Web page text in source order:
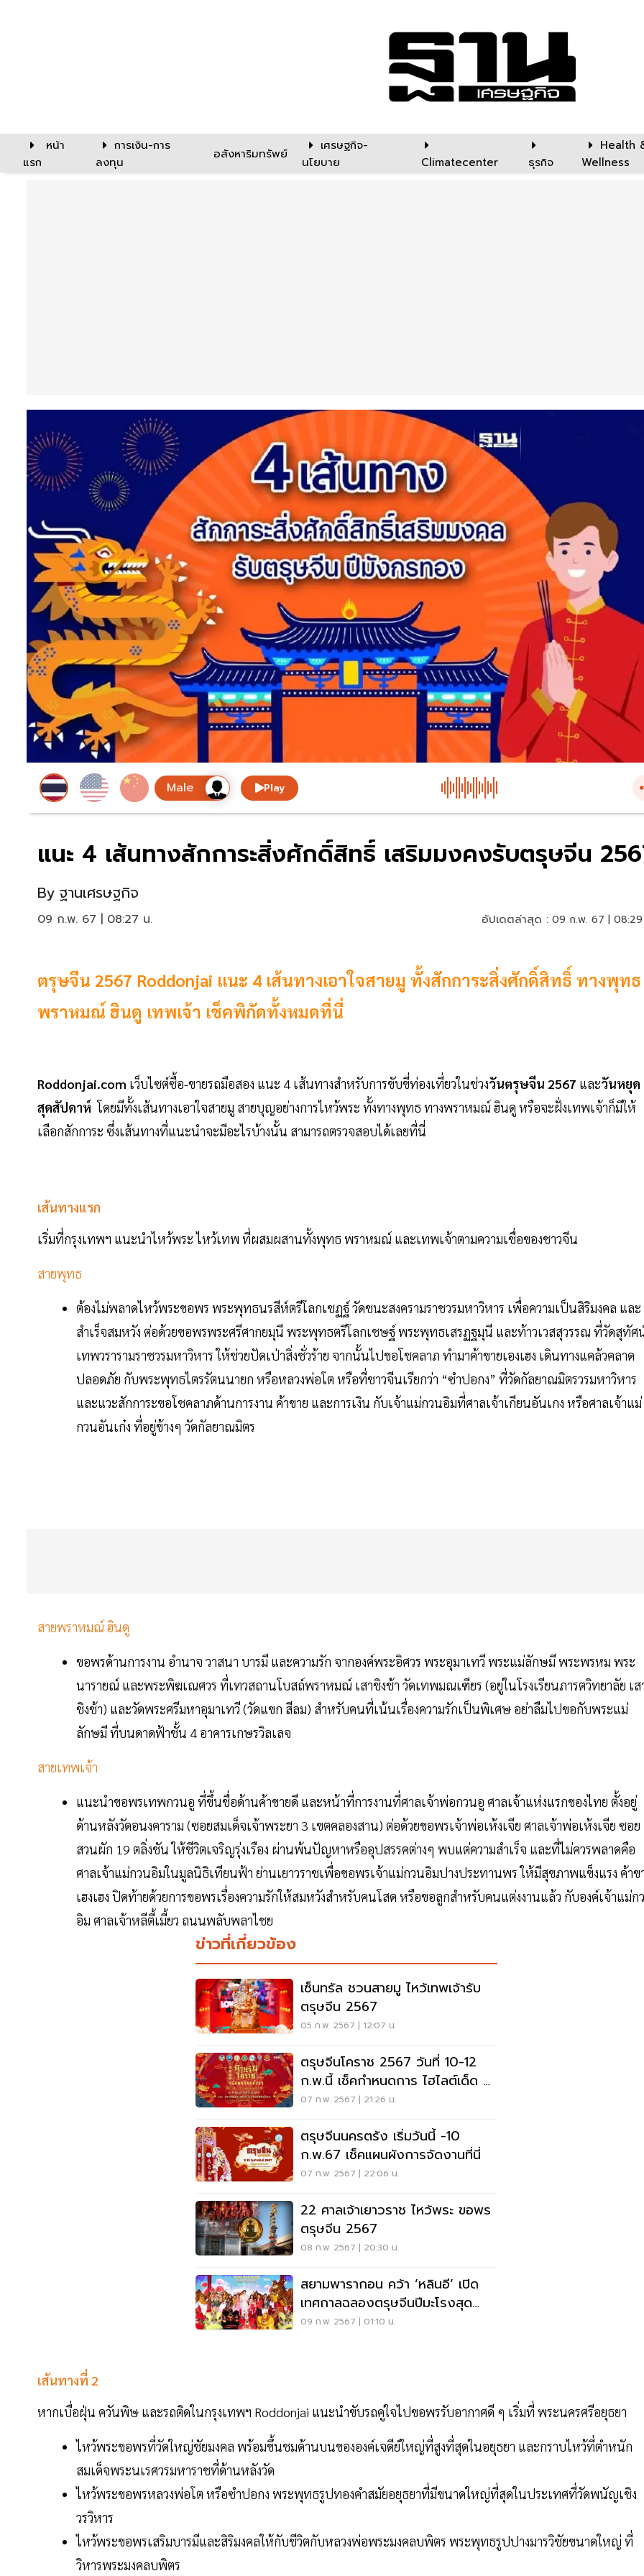
หน้า
แรก
การเงิน-การ
ลงทุน
อสังหาริมทรัพย์
เศรษฐกิจ-
นโยบาย
Climatecenter ธุรกิจ
Health
Wellness
Play
แนะ 4 เส้นทางสักการะสิ่งศักดิ์สิทธิ์ เสริมมงคงรับตรุษจีน
By ฐานเศรษฐกิจ
09 ก.พ. 67 | 08:27 น. อัปเดตล่าสุด : 09 ก.พ. 67 | 08:29
ตรุษจีน 2567 Roddonjai แนะ 4 เส้นทางเอาใจสายมู ทั้งสักการะสิ่งศักดิ์สิทธิ์ ทางพุทธ
พราหมณ์ ฮินดู เทพเจ้า เช็คพิกัดทั้งหมดที่นี่
Roddonjai.com เว็บไซต์ซื้อ-ขายรถมือสอง แนะ 4 เส้นทางสำหรับการขับขี่ท่องเที่ยวในช่วงวันตรุษจีน 2567 และวันหยุด
สุดสัปดาห์ โดยมีทั้งเส้นทางเอาใจสายมู สายบุญอย่างการไหว้พระ ทั้งทางพุทธ ทางพราหมณ์ ฮินดู หรือจะฝั่งเทพเจ้าก็มีให้
เลือกสักการะ ซึ่งเส้นทางที่แนะนำจะมีอะไรบ้างนั้น สามารถตรวจสอบได้เลยที่นี่
เส้นทางแรก
เริ่มที่กรุงเทพฯ แนะนำไหว้พระ ไหว้เทพ ที่ผสมผสานทั้งพุทธ พราหมณ์ และเทพเจ้าตามความเชื่อของชาวจีน
สายพุทธ
ต้องไม่พลาดไหว้พระขอพร พระพุทธนรสีห์ตรีโลกเชฏฐ์ วัดชนะสงครามราชวรมหาวิหาร เพื่อความเป็นสิริมงคล และ
สำเร็จสมหวัง ต่อด้วยขอพรพระศรีศากยมุนี พระพุทธตรีโลกเชษฐ์ พระพุทธเสรฏฐมุนี และท้าวเวสสุวรรณ ที่วัดสุทัศ
เทพวรารามราชวรมหาวิหาร ให้ช่วยปัดเป่าสิ่งชั่วร้าย จากนั้นไปขอโชคลาภ ทำมาค้าขายเองเฮง เดินทางแคล้วคลาด
ปลอดภัย กับพระพุทธไตรรัตนนายก หรือหลวงพ่อโต หรือที่ชาวจีนเรียกว่า “ซำปอกง” ที่วัดกัลยาณมิตรวรมหาวิหาร
และแวะสักการะขอโชคลาภด้านการงาน ค้าขาย และการเงิน กับเจ้าแม่กวนอิมที่ศาลเจ้าเกียนอันเกง หรือศาลเจ้าแม่
กวนอันเก๋ง ที่อยู่ข้างๆ วัดกัลยาณมิตร
สายพราหมณ์ ฮินดู
ขอพรด้านการงาน อำนาจ วาสนา บารมี และความรัก จากองค์พระอิศวร พระอุมาเทวี พระแม่ลักษมี พระพรหม พระ
นารายณ์ และพระพิฆเณศวร ที่เทวสถานโบสถ์พราหมณ์ เสาชิงช้า วัดเทพมณเฑียร (อยู่ในโรงเรียนภารตวิทยาลัย เส
ชิงช้า) และวัดพระศรีมหาอุมาเทวี (วัดแขก สีลม) สำหรับคนที่เน้นเรื่องความรักเป็นพิเศษ อย่าลืมไปขอกับพระแม่
ลักษมี ที่บนดาดฟ้าชั้น 4 อาคารเกษรวิลเลจ
สายเทพเจ้า
แนะนำขอพรเทพกวนอู ที่ขึ้นชื่อด้านค้าขายดี และหน้าที่การงานที่ศาลเจ้าพ่อกวนอู ศาลเจ้าแห่งแรกของไทย ตั้งอยู่
ด้านหลังวัดอนงคาราม (ซอยสมเด็จเจ้าพระยา 3 เขตคลองสาน) ต่อด้วยขอพรเจ้าพ่อเห้งเจีย ศาลเจ้าพ่อเห้งเจีย ซอย
สวนผัก 19 ตลิ่งชัน ให้ชีวิตเจริญรุ่งเรือง ผ่านพ้นปัญหาหรืออุปสรรคต่างๆ พบแต่ความสำเร็จ และที่ไม่ควรพลาดคือ
ศาลเจ้าแม่กวนอิมในมูลนิธิเทียนฟ้า ย่านเยาวราชเพื่อขอพรเจ้าแม่กวนอิมปางประทานพร ให้มีสุขภาพแข็งแรง ค้าข
เฮงเฮง ปิดท้ายด้วยการขอพรเรื่องความรักให้สมหวังสำหรับคนโสด หรือขอลูกสำหรับคนแต่งงานแล้ว กับองค์เจ้าแม่ก
อิม ศาลเจ้าหลีตี้เมี้ยว ถนนพลับพลาไชย
ข่าวที่เกี่ยวข้อง
เซ็นทรัล ชวนสายมู ไหว้เทพเจ้ารับ
ตรุษจีน 2567
05 ก.พ. 2567 | 12:07 น.
ตรุษจีนโคราช 2567 วันที่ 10-12
ก.พ.นี้ เช็คกำหนดการ ไฮไลต์เด็ด 3
วัน 3 คืนที่นี่
07 ก.พ. 2567 | 21:26 น.
ตรุษจีนนครตรัง เริ่มวันนี้ -10
ก.พ.67 เช็คแผนผังการจัดงานที่นี่
07 ก.พ. 2567 | 22:06 น.
22 ศาลเจ้าเยาวราช ไหว้พระ ขอพร
ตรุษจีน 2567
08 ก.พ. 2567 | 20:30 น.
สยามพารากอน คว้า ‘หลินอี’ เปิด
เทศกาลฉลองตรุษจีนปีมะโรงสุด
อลังการ
09 ก.พ. 2567 | 01:10 น.
เส้นทางที่ 2
หากเบื่อฝุ่น ควันพิษ และรถติดในกรุงเทพฯ Roddonjai แนะนำขับรถคู่ใจไปขอพรรับอากาศดี ๆ เริ่มที่ พระนครศรีอยุธยา
ไหว้พระขอพรที่วัดใหญ่ชัยมงคล พร้อมขึ้นชมด้านบนขององค์เจดีย์ใหญ่ที่สูงที่สุดในอยุธยา และกราบไหว้ที่ตำหนัก
สมเด็จพระนเรศวรมหาราชที่ด้านหลังวัด
ไหว้พระขอพรหลวงพ่อโต หรือซำปอกง พระพุทธรูปทองคำสมัยอยุธยาที่มีขนาดใหญ่ที่สุดในประเทศที่วัดพนัญเชิง
วรวิหาร
ไหว้พระขอพรเสริมบารมีและสิริมงคลให้กับชีวิตกับหลวงพ่อพระมงคลบพิตร พระพุทธรูปปางมารวิชัยขนาดใหญ่ ที่
วิหารพระมงคลบพิตร